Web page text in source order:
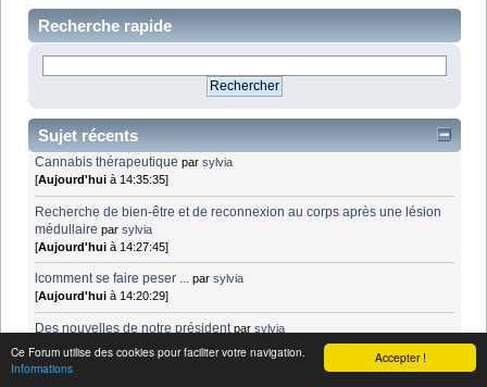
Accepter !
Ce Forum utilise des cookies pour faciliter votre navigation.
Informations
Recherche rapide
Sujet récents
Cannabis thérapeutique parsylvia
[Aujourd'hui à 14:35:35]
Recherche de bien-être et de reconnexion au corps après une lésion
médullaire parsylvia
[Aujourd'hui à 14:27:45]
lcomment se faire peser ... parsylvia
[Aujourd'hui à 14:20:29]
Des nouvelles de notre président parsylvia
Aujourd'hui à 14:12:58]
Des nouvelles de notre président